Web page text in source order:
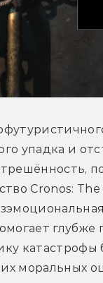
упадка и
Cronos:
глубже
катастрофы
моральных